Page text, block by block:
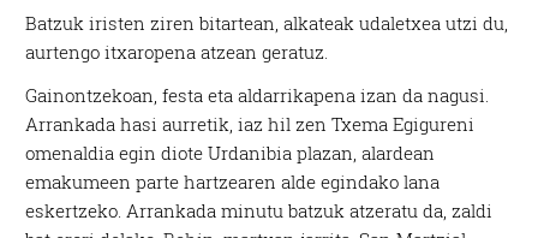
Batzuk iristen ziren bitartean, alkateak udaletxea utzi du,
aurtengo itxaropena atzean geratuz.
Gainontzekoan, festa eta aldarrikapena izan da nagusi.
Arrankada hasi aurretik, iaz hil zen Txema Egigureni
omenaldia egin diote Urdanibia plazan, alardean
emakumeen parte hartzearen alde egindako lana
eskertzeko. Arrankada minutu batzuk atzeratu da, zaldi